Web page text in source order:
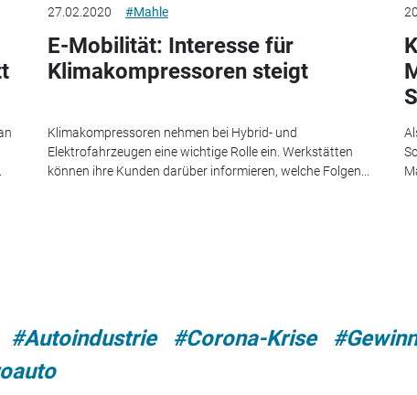
27.02.2020 #Mahle
E-Mobilität: Interesse für
Klimakompressoren steigt
Klimakompressoren nehmen bei Hybrid- und
Elektrofahrzeugen eine wichtige Rolle ein. Werkstätten
können ihre Kunden darüber informieren, welche Folgen...
#Autoindustrie #Corona-Krise
#Gewinn